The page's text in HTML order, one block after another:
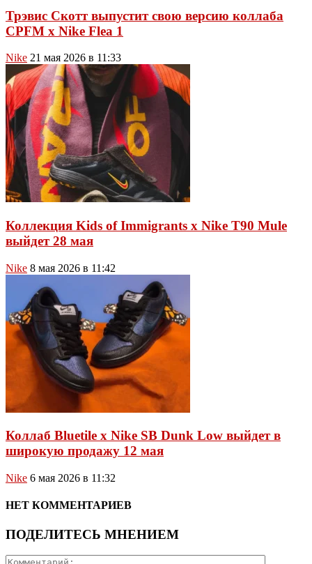
Трэвис Скотт выпустит свою версию коллаба
CPFM x Nike Flea 1
Nike 21 мая 2026 в 11:33
Коллекция Kids of Immigrants x Nike T90 Mule
выйдет 28 мая
Nike 8 мая 2026 в 11:42
Коллаб Bluetile x Nike SB Dunk Low выйдет в
широкую продажу 12 мая
Nike 6 мая 2026 в 11:32
НЕТ КОММЕНТАРИЕВ
ПОДЕЛИТЕСЬ МНЕНИЕМ